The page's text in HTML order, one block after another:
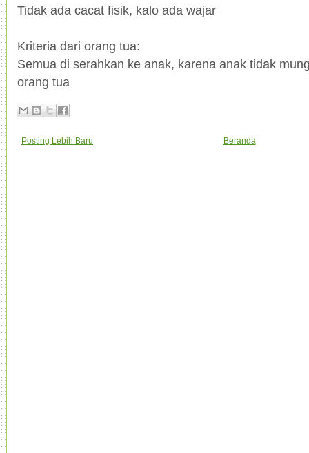
Tidak ada cacat fisik, kalo ada wajar
Kriteria dari orang tua:
Semua di serahkan ke anak, karena anak tidak
orang tua
Posting Lebih Baru Beranda